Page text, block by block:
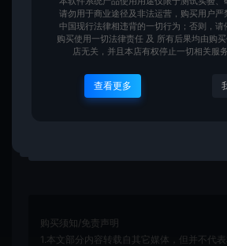
实现了用户空间与设备之间的通信
行初始化和配置，提供设备的I/O控
持，设备可以在Linux系统中正确地
购买须知/免责声明
1.本文部分内容转载自其它媒体，但并不代
请勿用于商业途径及非法运营，购买用户严
中国现行法律相违背的一切行为；否则，请
购买使用一切法律责任 及 所有后果均由购
店无关，并且本店有权停止一切相关服
查看更多